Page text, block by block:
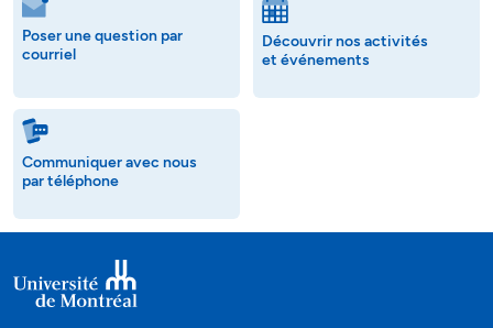
Poser une question par
courriel
Découvrir nos activités
et événements
Communiquer avec nous
par téléphone